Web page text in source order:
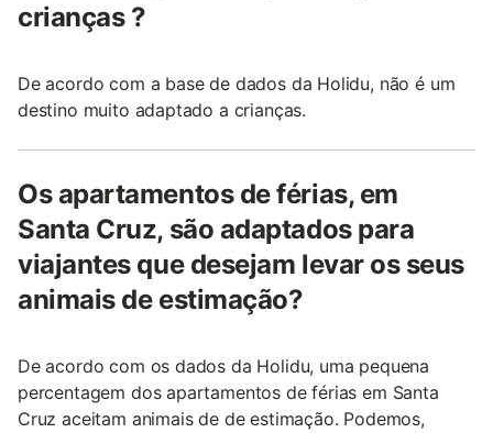
crianças ?
De acordo com a base de dados da Holidu, não é um
destino muito adaptado a crianças.
Os apartamentos de férias, em
Santa Cruz, são adaptados para
viajantes que desejam levar os seus
animais de estimação?
De acordo com os dados da Holidu, uma pequena
percentagem dos apartamentos de férias em Santa
Cruz aceitam animais de de estimação. Podemos,